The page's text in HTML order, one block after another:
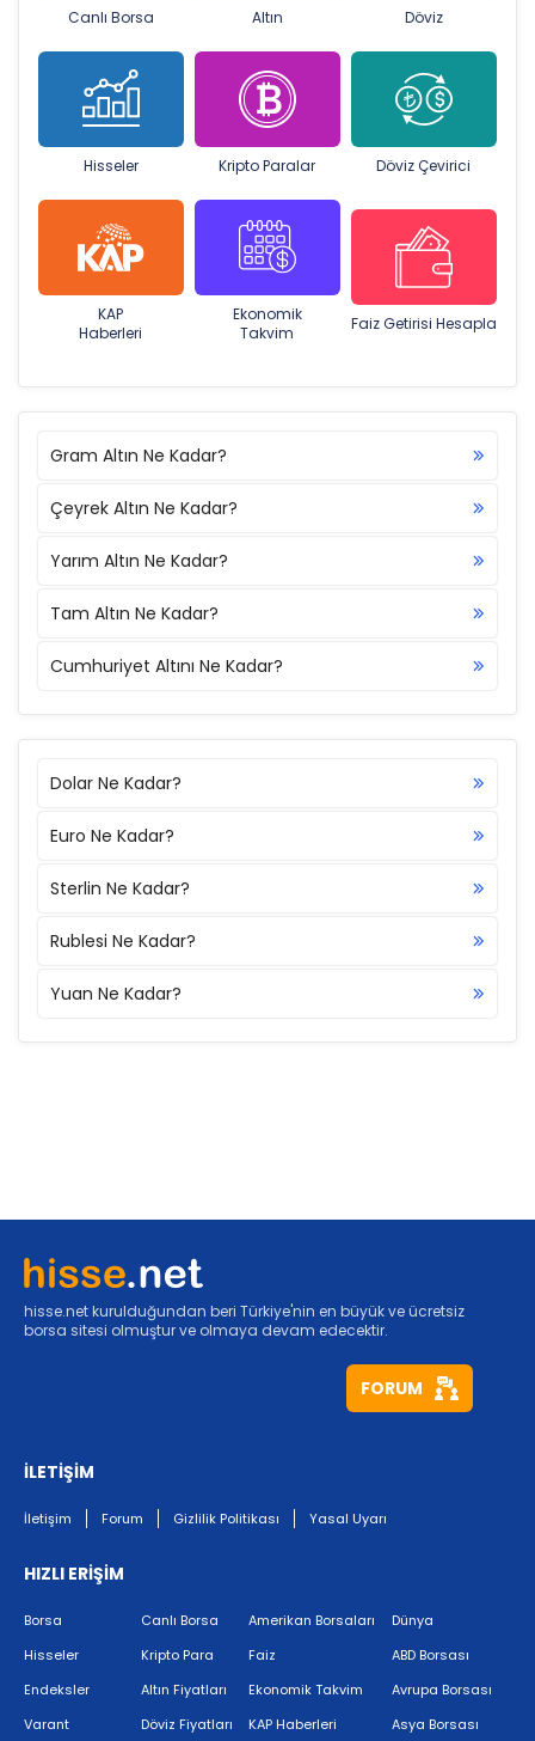
Canlı Borsa Altın Döviz
Hisseler Kripto Paralar Döviz Çevirici
KAP
Haberleri
Ekonomik
Takvim
Faiz Getirisi Hesapla
Gram Altın Ne Kadar?
Çeyrek Altın Ne Kadar?
Yarım Altın Ne Kadar?
Tam Altın Ne Kadar?
Cumhuriyet Altını Ne Kadar?
Dolar Ne Kadar?
Euro Ne Kadar?
Sterlin Ne Kadar?
Rublesi Ne Kadar?
Yuan Ne Kadar?
hisse.net kurulduğundan beri Türkiye'nin en büyük ve ücretsiz
borsa sitesi olmuştur ve olmaya devam edecektir.
FORUM
İLETİŞİM
İletişim Forum Gizlilik Politikası Yasal Uyarı
HIZLI ERİŞİM
Borsa
Hisseler
Endeksler
Varant
Canlı Borsa
Kripto Para
Altın Fiyatları
Döviz Fiyatları
Amerikan Borsaları
Faiz
Ekonomik Takvim
KAP Haberleri
Dünya
ABD Borsası
Avrupa Borsası
Asya Borsası